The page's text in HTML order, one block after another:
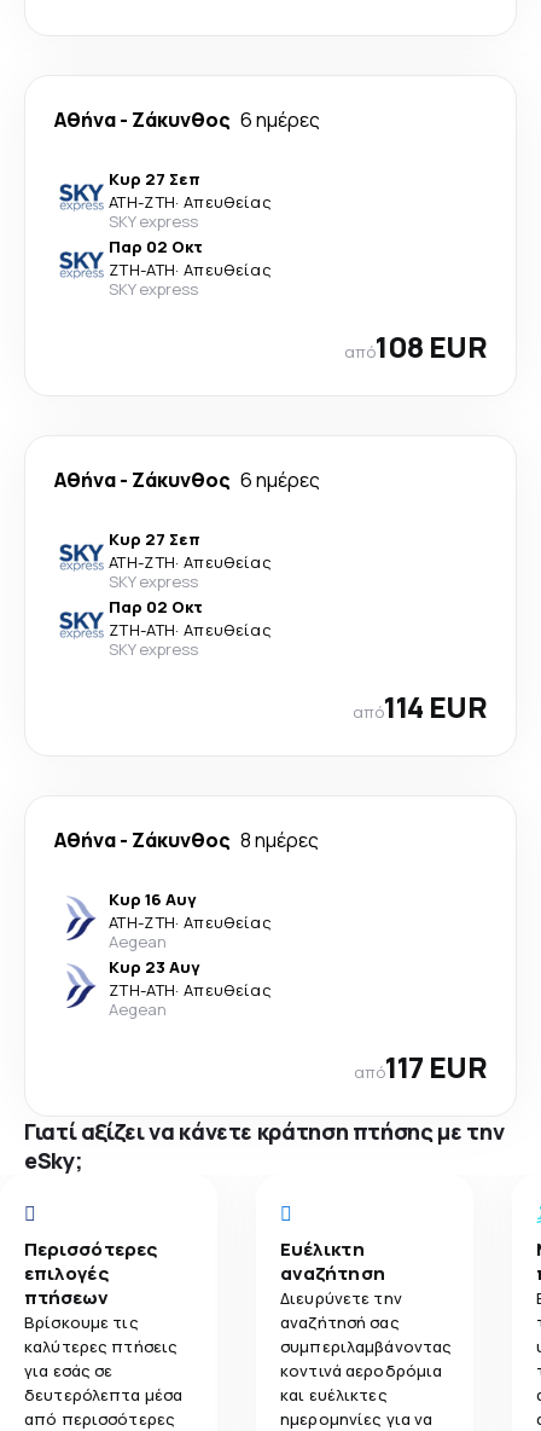
Αθήνα- Ζάκυνθος 6 ημέρες
Κυρ 27 Σεπ
ATH-ZTH· Απευθείας
SKY express
Παρ 02 Οκτ
ZTH-ATH· Απευθείας
SKY express
από108 EUR
Αθήνα- Ζάκυνθος 6 ημέρες
Κυρ 27 Σεπ
ATH-ZTH· Απευθείας
SKY express
Παρ 02 Οκτ
ZTH-ATH· Απευθείας
SKY express
από114 EUR
Αθήνα- Ζάκυνθος 8 ημέρες
Κυρ 16 Αυγ
ATH-ZTH· Απευθείας
Aegean
Κυρ 23 Αυγ
ZTH-ATH· Απευθείας
Aegean
από117 EUR
Γιατί αξίζει να κάνετε κράτηση πτήσης με την
eSky;
Περισσότερες
επιλογές
πτήσεων
Βρίσκουμε τις
καλύτερες πτήσεις
για εσάς σε
δευτερόλεπτα μέσα
από περισσότερες
Ευέλικτη
αναζήτηση
Διευρύνετε την
αναζήτησή σας
συμπεριλαμβάνοντας
κοντινά αεροδρόμια
και ευέλικτες
ημερομηνίες για να